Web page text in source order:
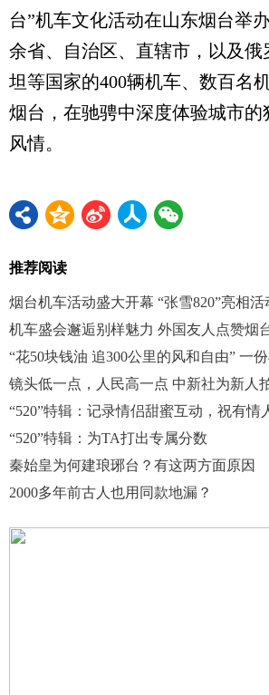
台”机车文化活动在山东烟台举
余省、自治区、直辖市，以及俄
坦等国家的400辆机车、数百名
烟台，在驰骋中深度体验城市的
风情。
推荐阅读
烟台机车活动盛大开幕 “张雪820”亮相活
机车盛会邂逅别样魅力 外国友人点赞烟
镜头低一点，人民高一点 中新社为新人
“520”特辑：记录情侣甜蜜互动，祝有情
“520”特辑：为TA打出专属分数
秦始皇为何建琅琊台？有这两方面原因
2000多年前古人也用同款地漏？